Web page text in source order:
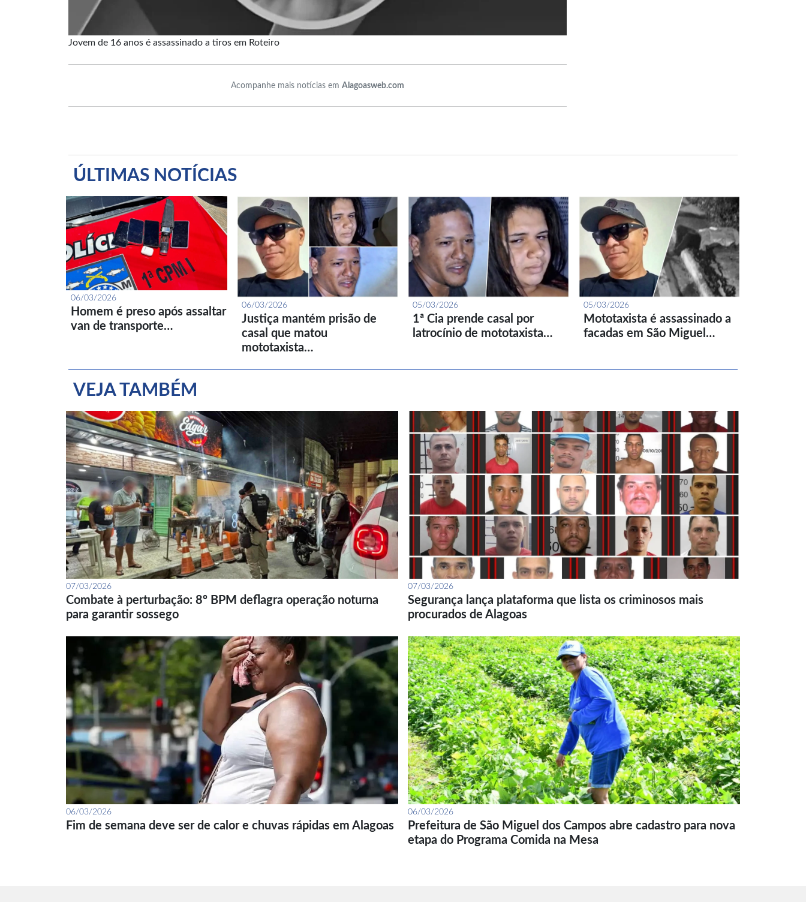
Jovem de 16 anos é assassinado a tiros em Roteiro
Acompanhe mais notícias em Alagoasweb.com
ÚLTIMAS NOTÍCIAS
06/03/2026
Homem é preso após assaltar
van de transporte…
06/03/2026
Justiça mantém prisão de
casal que matou
mototaxista…
05/03/2026
1ª Cia prende casal por
latrocínio de mototaxista…
05/03/2026
Mototaxista é assassinado a
facadas em São Miguel…
VEJA TAMBÉM
07/03/2026
Combate à perturbação: 8º BPM deflagra operação noturna
para garantir sossego
07/03/2026
Segurança lança plataforma que lista os criminosos mais
procurados de Alagoas
06/03/2026
Fim de semana deve ser de calor e chuvas rápidas em Alagoas
06/03/2026
Prefeitura de São Miguel dos Campos abre cadastro para nova
etapa do Programa Comida na Mesa